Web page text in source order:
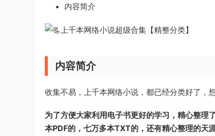
内容简介
内容简介
收集不易，上千本网络小说，都已经分类好了，
为了方便大家利用电子书更好的学习，精心整理
本PDF的，七万多本TXT的，还有精心整理的天